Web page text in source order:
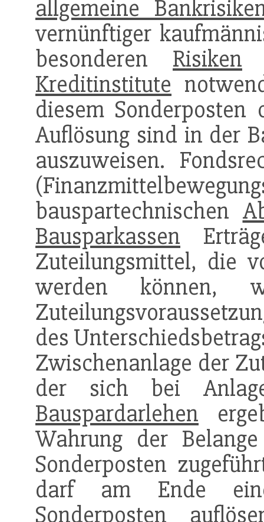
allgemeine
vernünftiger
besonderen Risiken
Kreditinstitute
diesem
Auflösung sind in der
auszuweisen.
bauspartechnischen
Bausparkassen
Zuteilungsmittel, die
werden können,
des
Zwischenanlage der
der sich bei
Bauspardarlehen
Wahrung der
Sonderposten
darf am Ende
Sonderposten